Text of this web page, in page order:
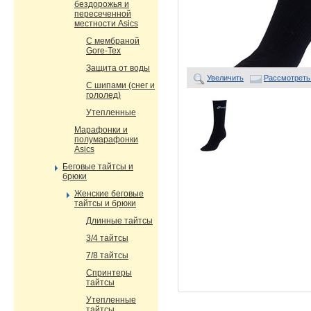
Увеличить
бездорожья и
пересеченной
местности Asics
С мембраной
Gore-Tex
Защита от воды
С шипами (снег и
гололед)
Утепленные
Марафонки и
полумарафонки
Asics
Беговые тайтсы и
брюки
Женские беговые
тайтсы и брюки
Длинные тайтсы
3/4 тайтсы
7/8 тайтсы
Спринтеры
тайтсы
Утепленные